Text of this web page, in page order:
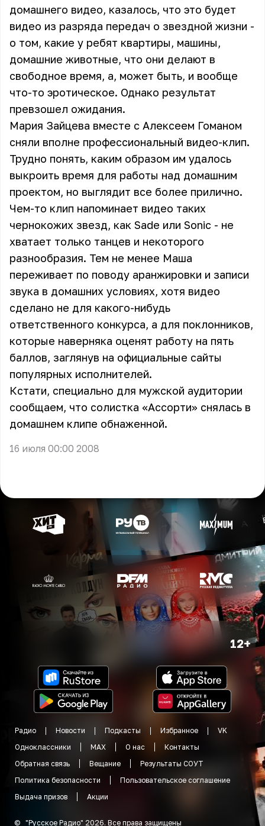
домашнего видео, казалось, что это будет
видео из разряда передач о звездной жизни -
о том, какие у ребят квартиры, машины,
домашние животные, что они делают в
свободное время, а, может быть, и вообще
что-то эротическое. Однако результат
превзошел ожидания.
Мария Зайцева вместе с Алексеем Гоманом
сняли вполне профессиональный видео-клип.
Трудно понять, каким образом им удалось
выкроить время для работы над домашним
проектом, но выглядит все более прилично.
Чем-то клип напоминает видео таких
чернокожих звезд, как Sade или Sonic - не
хватает только танцев и некоторого
разнообразия. Тем не менее Маша
переживает по поводу аранжировки и записи
звука в домашних условиях, хотя видео
сделано не для какого-нибудь
ответственного конкурса, а для поклонников,
которые наверняка оценят работу на пять
баллов, заглянув на официальные сайты
популярных исполнителей.
Кстати, специально для мужской аудитории
сообщаем, что солистка «Ассорти» снялась в
домашнем клипе обнаженной.
16 июля 00:00 2008
12+
Радио Новости Подкасты Избранное
VK
Одноклассники
MAX О нас
Контакты
Обратная связь
Вещание
Результаты СОУТ
Политика безопасности
Пользовательское соглашение
Выдача призов
Акции
© "Русское Радио" 2026. Все права защищены